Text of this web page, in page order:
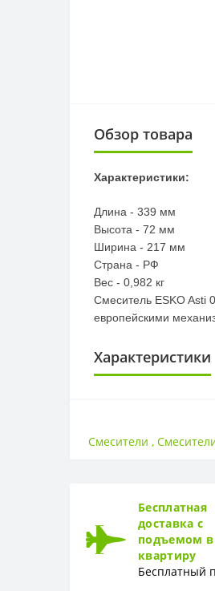
Обзор товара
Характеристики:
Длина - 339 мм
Высота - 72 мм
Ширина - 217 мм
Страна - РФ
Вес - 0,982 кг
Смеситель ESKO Asti
европейскими
Характеристики
ГАРАНТИЯ
Гарантия
Смесители,
Бесплатная
доставка с
подъемом в
квартиру
Бесплатный